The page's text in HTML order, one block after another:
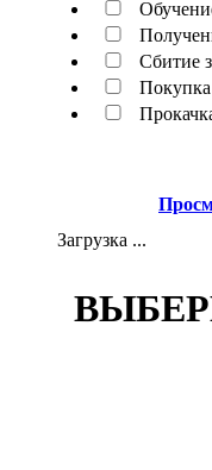
Сбитие
Покупка
Загрузка ...